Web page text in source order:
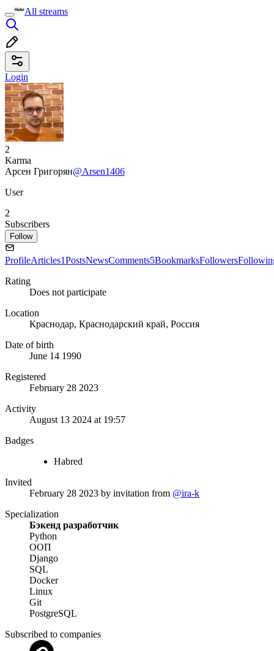
All streams
Login
2
Karma
Арсен Григорян@Arsen1406
User
2
Subscribers
Follow
ProfileArticles1PostsNewsComments5BookmarksFollowers
Rating
Does not participate
Location
Краснодар, Краснодарский край, Россия
Date of birth
June 14 1990
Registered
February 28 2023
Activity
August 13 2024 at 19:57
Badges
Habred
Invited
February 28 2023 by invitation from @ira-k
Specialization
Бэкенд разработчик
Python
ООП
Django
SQL
Docker
Linux
Git
PostgreSQL
Subscribed to companies